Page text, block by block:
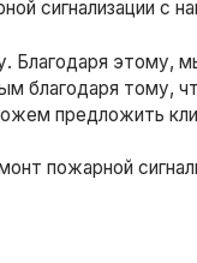
сигнализации с
Благодаря этому,
благодаря тому,
предложить
пожарной